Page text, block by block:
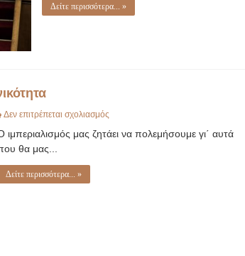
Δείτε περισσότερα... »
Δεν επιτρέπεται σχολιασμόςστο
&
ιμπεριαλισμός μας ζητάει να πολεμήσουμε γι΄ αυτά
θα μας...
Δείτε περισσότερα... »